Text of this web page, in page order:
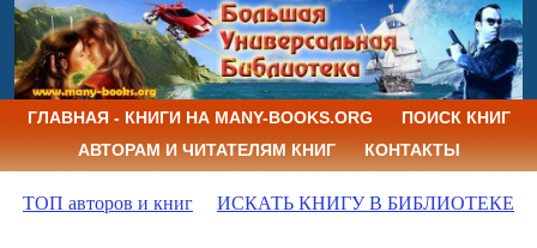
ГЛАВНАЯ - КНИГИ НА MANY-BOOKS.ORG
ПОИСК КНИГ
АВТОРАМ И ЧИТАТЕЛЯМ КНИГ
КОНТАКТЫ
ТОП авторов и книг ИСКАТЬ КНИГУ В БИБЛИОТЕКЕ